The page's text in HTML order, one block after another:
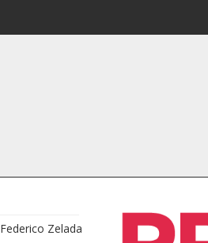
Federico Zelada